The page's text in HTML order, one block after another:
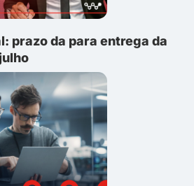
prazo da para entrega da